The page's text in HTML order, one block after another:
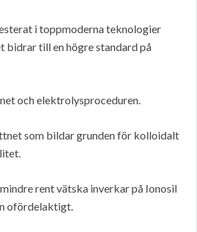
i toppmoderna teknologier
bidrar till en högre standard på
och elektrolysproceduren.
som bildar grunden för kolloidalt
rent vätska inverkar på Ionosil
ofördelaktigt.